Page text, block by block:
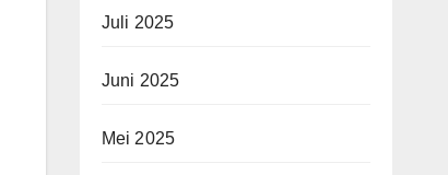
Juli 2025
Juni 2025
Mei 2025